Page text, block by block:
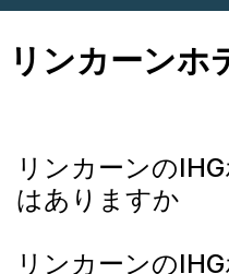
リンカーンホ
リンカーンの
はありますか
リンカーンの